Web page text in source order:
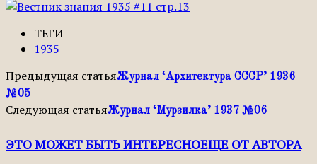
ТЕГИ
1935
Предыдущая статьяЖурнал ‘Архитектура СССР’ 1936
№05
Следующая статьяЖурнал ‘Мурзилка’ 1937 №06
ЭТО МОЖЕТ БЫТЬ ИНТЕРЕСНОЕЩЕ ОТ АВТОРА